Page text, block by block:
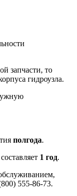
запчасти, то
гидроузла.
полгода.
1 год.
555-86-73.